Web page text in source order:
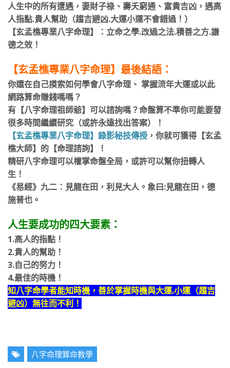
人生中的所有遭遇，妻財子祿、壽夭窮通、富貴吉凶，遇高
人指點.貴人幫助（趨吉避凶.大運小運不會錯過！）
【玄孟樵專業八字命理】：立命之學.改過之法.積善之方.謙
德之效！
【玄孟樵專業八字命理】最後結語：
你還在自己摸索如何學會八字命理、 掌握流年大運或以此
網路算命賺錢嗎嗎？
有【八字命理祖師爺】可以諮詢嗎？命盤算不準你可能要發
很多時間繼續研究（或許永遠找出答案）！
【玄孟樵專業八字命理】錄影秘技傳授 ，你就可獲得【玄孟
樵大師】的【命理諮詢】！
精研八字命理可以權掌命盤全局，或許可以幫你扭轉人
生！
《易經》九二：見龍在田，利見大人。象曰:見龍在田，德
施普也。
人生要成功的四大要素：
1.高人的指點！
2.貴人的幫助！
3.自己的努力！
4.最佳的時機！
知八字命學者能知時機，善於掌握時機與大運.小運（趨吉
避凶）無往而不利！
八字命理算命教學